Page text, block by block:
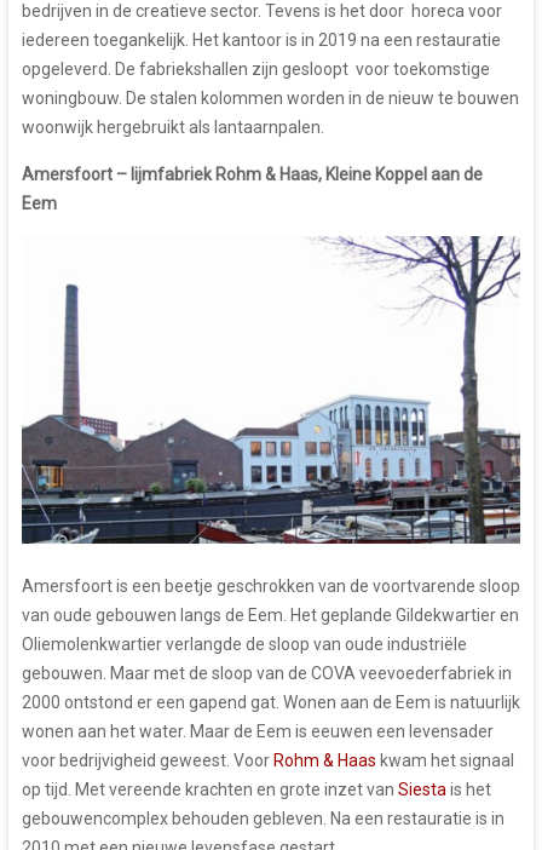
bedrijven in de creatieve sector. Tevens is het door horeca voor
iedereen toegankelijk. Het kantoor is in 2019 na een restauratie
opgeleverd. De fabriekshallen zijn gesloopt voor toekomstige
woningbouw. De stalen kolommen worden in de nieuw te bouwen
woonwijk hergebruikt als lantaarnpalen.
Amersfoort – lijmfabriek Rohm & Haas, Kleine Koppel aan de
Eem
Amersfoort is een beetje geschrokken van de voortvarende sloop
van oude gebouwen langs de Eem. Het geplande Gildekwartier en
Oliemolenkwartier verlangde de sloop van oude industriële
gebouwen. Maar met de sloop van de COVA veevoederfabriek in
2000 ontstond er een gapend gat. Wonen aan de Eem is natuurlijk
wonen aan het water. Maar de Eem is eeuwen een levensader
voor bedrijvigheid geweest. Voor Rohm & Haas kwam het signaal
op tijd. Met vereende krachten en grote inzet van Siesta is het
gebouwencomplex behouden gebleven. Na een restauratie is in